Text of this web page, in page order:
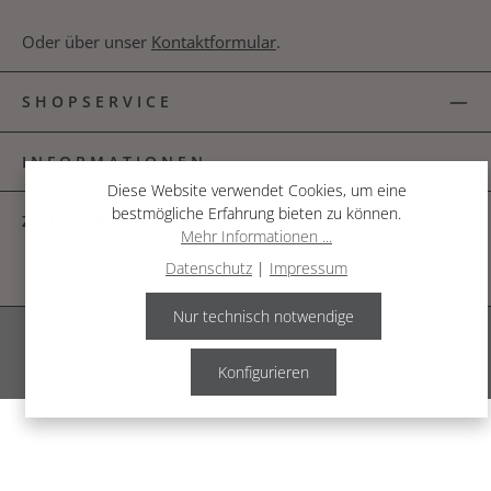
Oder über unser Kontaktformular.
SHOPSERVICE
INFORMATIONEN
ZAHLUNGSARTEN
© 2026 The Garden Shop
Diese Website verwendet Cookies, um eine
bestmögliche Erfahrung bieten zu können.
Mehr Informationen ...
Datenschutz | Impressum
Nur technisch notwendige
Konfigurieren